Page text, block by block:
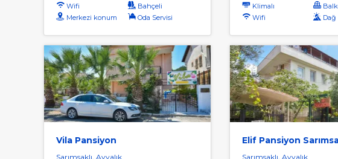
Wifi
Bahçeli
Merkezi konum
Oda Servisi
Klimalı
Wifi
Vila Pansiyon
Sarımsaklı, Ayvalık
Elif Pansiyon
Sarımsaklı, Ayvalık